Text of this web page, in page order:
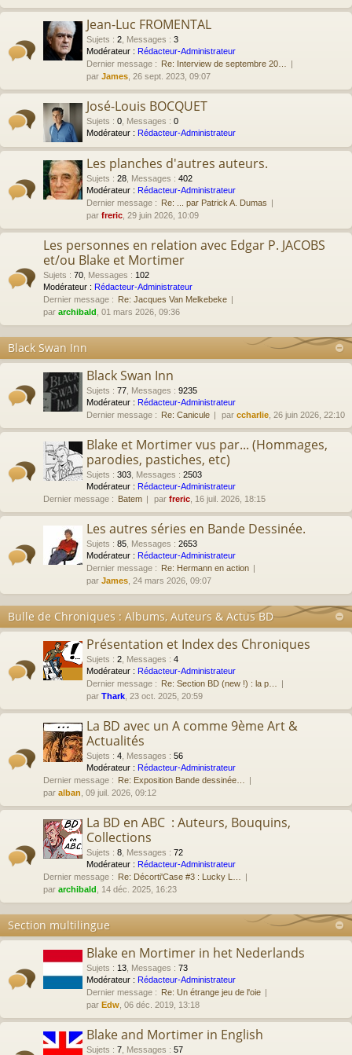
Jean-Luc FROMENTAL
Sujets : 2 Messages : 3
Modérateur : Rédacteur-Administrateur
Dernier message : Re: Interview de septembre 20…
par James , 26 sept. 2023, 09:07
José-Louis BOCQUET
Sujets : 0 Messages : 0
Modérateur : Rédacteur-Administrateur
Les planches d'autres auteurs.
Sujets : 28 Messages : 402
Modérateur : Rédacteur-Administrateur
Dernier message : Re: ... par Patrick A. Dumas
par freric , 29 juin 2026, 10:09
Les personnes en relation avec Edgar P. JACOBS
et/ou Blake et Mortimer
Sujets : 70 Messages : 102
Modérateur : Rédacteur-Administrateur
Dernier message : Re: Jacques Van Melkebeke
par archibald , 01 mars 2026, 09:36
Black Swan Inn
Black Swan Inn
Sujets : 77 Messages : 9235
Modérateur : Rédacteur-Administrateur
Dernier message : Re: Canicule par ccharlie , 26 juin 2026, 22:10
Blake et Mortimer vus par... (Hommages,
parodies, pastiches, etc)
Sujets : 303 Messages : 2503
Modérateur : Rédacteur-Administrateur
Dernier message : Batem par freric , 16 juil. 2026, 18:15
Les autres séries en Bande Dessinée.
Sujets : 85 Messages : 2653
Modérateur : Rédacteur-Administrateur
Dernier message : Re: Hermann en action
par James , 24 mars 2026, 09:07
Bulle de Chroniques : Albums, Auteurs & Actus BD
Présentation et Index des Chroniques
Sujets : 2 Messages : 4
Modérateur : Rédacteur-Administrateur
Dernier message : Re: Section BD (new !) : la p…
par Thark , 23 oct. 2025, 20:59
La BD avec un A comme 9ème Art &
Actualités
Sujets : 4 Messages : 56
Modérateur : Rédacteur-Administrateur
Dernier message : Re: Exposition Bande dessinée…
par alban , 09 juil. 2026, 09:12
La BD en ABC : Auteurs, Bouquins,
Collections
Sujets : 8 Messages : 72
Modérateur : Rédacteur-Administrateur
Dernier message : Re: Décorti'Case #3 : Lucky L…
par archibald , 14 déc. 2025, 16:23
Section multilingue
Blake en Mortimer in het Nederlands
Sujets : 13 Messages : 73
Modérateur : Rédacteur-Administrateur
Dernier message : Re: Un étrange jeu de l'oie
par Edw , 06 déc. 2019, 13:18
Blake and Mortimer in English
Sujets : 7 Messages : 57